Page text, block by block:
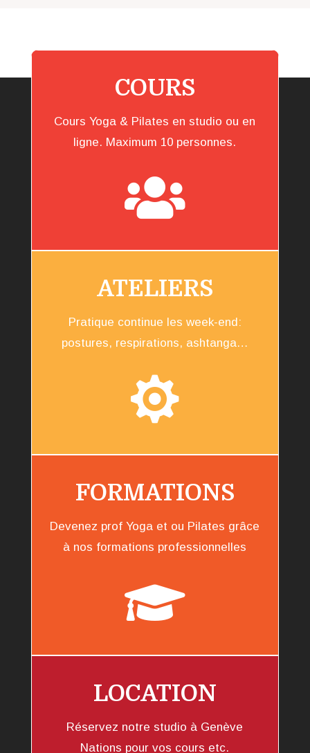
COURS
Cours Yoga & Pilates en studio ou en
ligne. Maximum 10 personnes.

ATELIERS
Pratique continue les week-end:
postures, respirations, ashtanga…

FORMATIONS
Devenez prof Yoga et ou Pilates grâce
à nos formations professionnelles

LOCATION
Réservez notre studio à Genève
Nations pour vos cours etc.